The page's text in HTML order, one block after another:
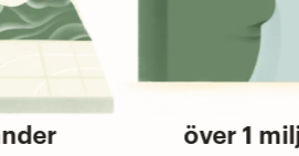
över 1 miljoner